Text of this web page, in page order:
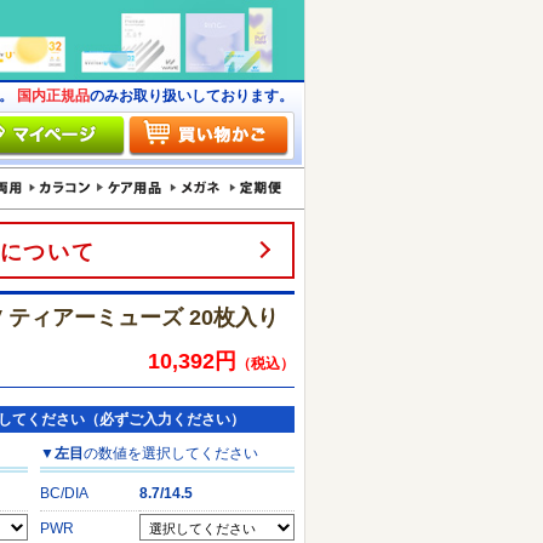
国内正規品のみお取り扱いしております。
ついて
ィアーミューズ 20枚入り
10,392円
（税込）
ください（必ずご入力ください）
▼左目の数値を選択してください
BC/DIA 8.7/14.5
PWR